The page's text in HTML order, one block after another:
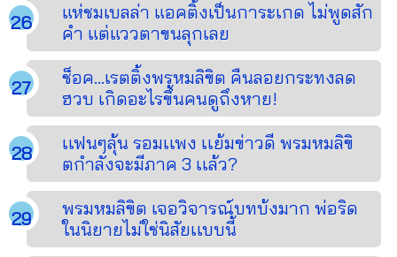
แห่ชมเบลล่า แอคติ้งเป็นการะเกด ไม่พูดสัก
คำ แต่แววตาขนลุกเลย
ช็อค...เรตติ้งพรหมลิขิต คืนลอยกระทงลด
ฮวบ เกิดอะไรขึ้นคนดูถึงหาย!
เเฟนๆลุ้น รอมเเพง เเย้มข่าวดี พรมหมลิขิ
ตกำลังจะมีภาค 3 เเล้ว?
พรมหมลิขิต เจอวิจารณ์บทบ้งมาก พ่อริด
ในนิยายไม่ใช่นิสัยเเบบนี้